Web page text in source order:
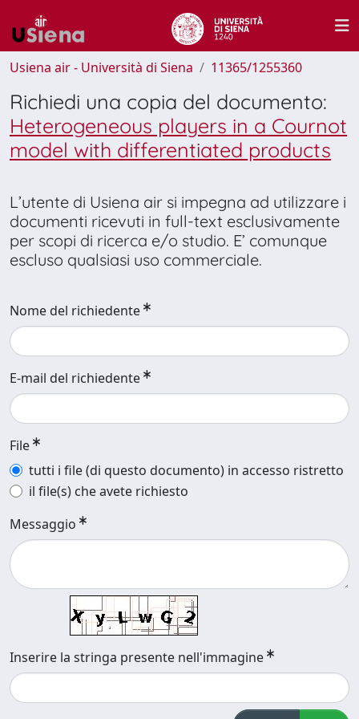
Usiena air - Università di Siena 11365/1255360
Richiedi una copia del documento:
Heterogeneous players in a Cournot
model with differentiated products
L’utente di Usiena air si impegna ad utilizzare i
documenti ricevuti in full-text esclusivamente
per scopi di ricerca e/o studio. E’ comunque
escluso qualsiasi uso commerciale.
Nome del richiedente
E-mail del richiedente
File
tutti i file (di questo documento) in accesso ristretto
il file(s) che avete richiesto
Messaggio
Inserire la stringa presente nell'immagine